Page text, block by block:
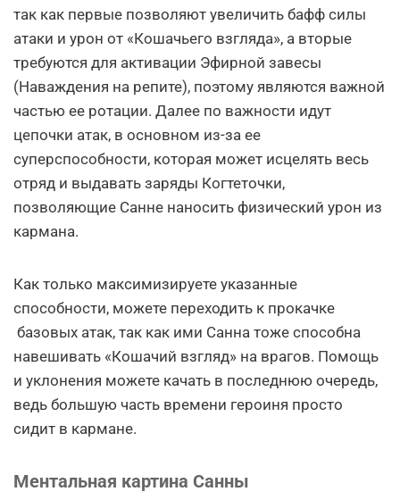
так как первые позволяют увеличить бафф силы
атаки и урон от «Кошачьего взгляда», а вторые
требуются для активации Эфирной завесы
(Наваждения на репите), поэтому являются важной
частью ее ротации. Далее по важности идут
цепочки атак, в основном из-за ее
суперспособности, которая может исцелять весь
отряд и выдавать заряды Когтеточки,
позволяющие Санне наносить физический урон из
кармана.
Как только максимизируете указанные
способности, можете переходить к прокачке
базовых атак, так как ими Санна тоже способна
навешивать «Кошачий взгляд» на врагов. Помощь
и уклонения можете качать в последнюю очередь,
ведь большую часть времени героиня просто
сидит в кармане.
Ментальная картина Санны